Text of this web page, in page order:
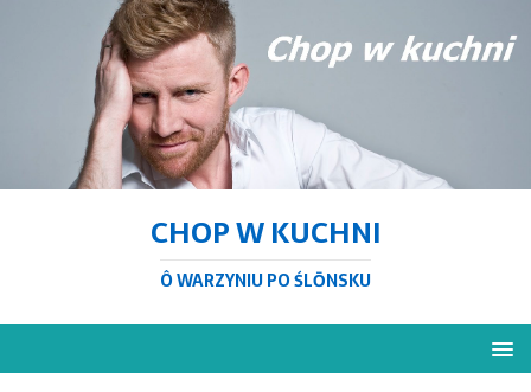
CHOP W KUCHNI
Ô WARZYNIU PO ŚLŌNSKU